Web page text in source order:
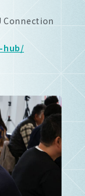
Connection
hub/